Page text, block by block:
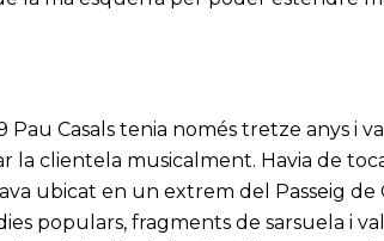
Pau Casals tenia només tretze anys i
la clientela musicalment. Havia de
ubicat en un extrem del Passeig de
populars, fragments de sarsuela i